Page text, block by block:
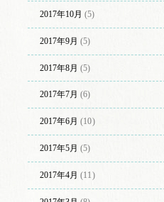
2017年10月 (5)
2017年9月 (5)
2017年8月 (5)
2017年7月 (6)
2017年6月 (10)
2017年5月 (5)
2017年4月 (11)